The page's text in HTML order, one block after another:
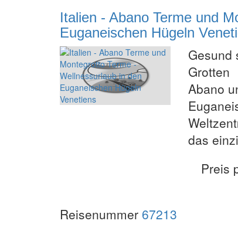
Italien - Abano Terme und
Euganeischen Hügeln
Gesund
Grotten
Abano
das
Preis
Reisenummer 67213